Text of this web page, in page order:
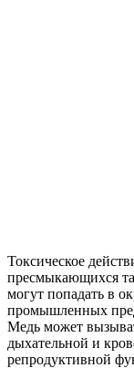
Токсическое
пресмыкающихся
могут попадать в
промышленных
Медь может
дыхательной и
репродуктивной